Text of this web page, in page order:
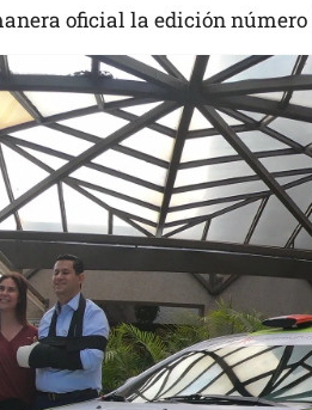
oficial la edición